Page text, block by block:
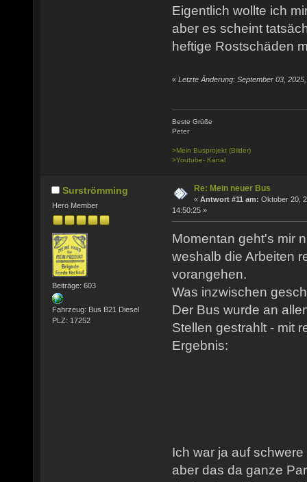
Eigentlich wollte ich
aber es scheint
heftige Rostschäden
« Letzte Änderung: September 03,
Beste Grüße
Peter
>Mein Busprojekt (Bilder)
>Youtube- Kanal
Surströmming
Hero Member
Beiträge: 603
Fahrzeug: Bus B21 Diesel
PLZ: 17252
Re: Mein neuer Bus
« Antwort #11 am: Oktober 20,
14:50:25 »
Momentan geht's mir
weshalb die Arbeiten
vorangehen.
Was inzwischen
Der Bus wurde an
Stellen gestrahlt - mit
Ergebnis:
Ich war ja auf
aber das da ganze